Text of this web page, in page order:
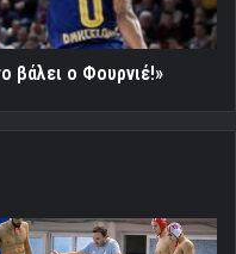
βάλει ο Φουρνιέ!»